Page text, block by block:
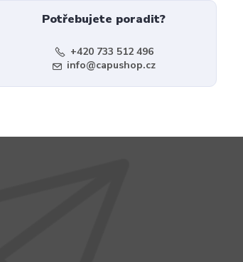
Potřebujete poradit?
+420 733 512 496
info@capushop.cz